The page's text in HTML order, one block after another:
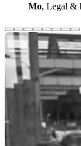
Mo, Legal &